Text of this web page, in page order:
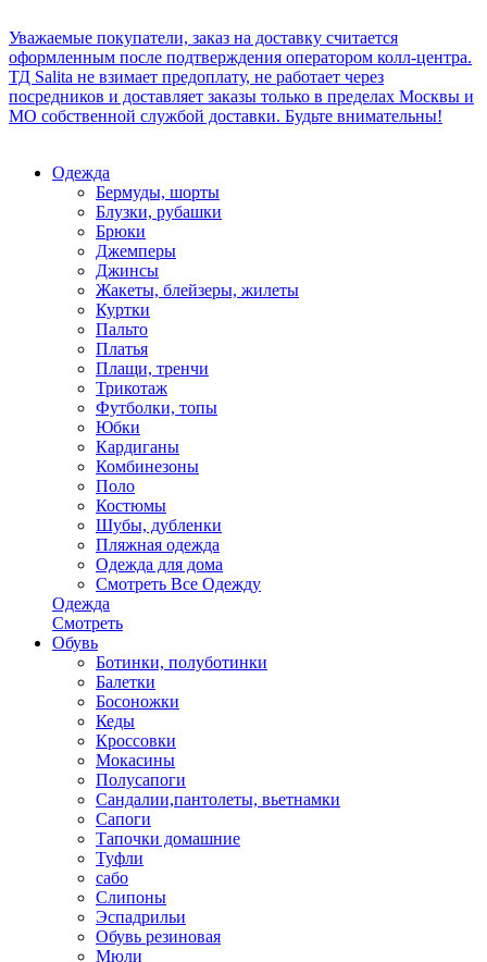
Уважаемые покупатели, заказ на доставку считается
оформленным после подтверждения оператором колл-центра.
ТД Salita не взимает предоплату, не работает через
посредников и доставляет заказы только в пределах Москвы и
МО собственной службой доставки. Будьте внимательны!
Одежда
Бермуды, шорты
Блузки, рубашки
Брюки
Джемперы
Джинсы
Жакеты, блейзеры, жилеты
Куртки
Пальто
Платья
Плащи, тренчи
Трикотаж
Футболки, топы
Юбки
Кардиганы
Комбинезоны
Поло
Костюмы
Шубы, дубленки
Пляжная одежда
Одежда для дома
Смотреть Все Одежду
Одежда
Смотреть
Обувь
Ботинки, полуботинки
Балетки
Босоножки
Кеды
Кроссовки
Мокасины
Полусапоги
Сандалии,пантолеты, вьетнамки
Сапоги
Тапочки домашние
Туфли
сабо
Слипоны
Эспадрильи
Обувь резиновая
Мюли